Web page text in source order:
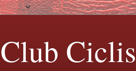
Club